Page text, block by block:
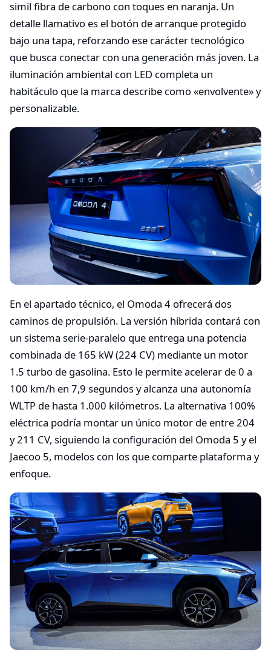
simil fibra de carbono con toques en naranja. Un
detalle llamativo es el botón de arranque protegido
bajo una tapa, reforzando ese carácter tecnológico
que busca conectar con una generación más joven. La
iluminación ambiental con LED completa un
habitáculo que la marca describe como «envolvente» y
personalizable.
En el apartado técnico, el Omoda 4 ofrecerá dos
caminos de propulsión. La versión híbrida contará con
un sistema serie-paralelo que entrega una potencia
combinada de 165 kW (224 CV) mediante un motor
1.5 turbo de gasolina. Esto le permite acelerar de 0 a
100 km/h en 7,9 segundos y alcanza una autonomía
WLTP de hasta 1.000 kilómetros. La alternativa 100%
eléctrica podría montar un único motor de entre 204
y 211 CV, siguiendo la configuración del Omoda 5 y el
Jaecoo 5, modelos con los que comparte plataforma y
enfoque.